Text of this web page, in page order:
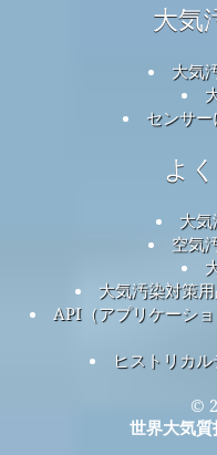
大気
大気
センサ
よ
大
空気
大気汚染対策
API（アプリケーシ
ヒストリカ
©
世界大気質